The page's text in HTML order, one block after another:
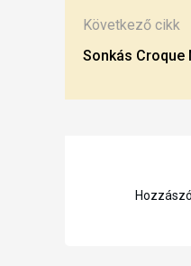
Következő cikk
Sonkás Croque